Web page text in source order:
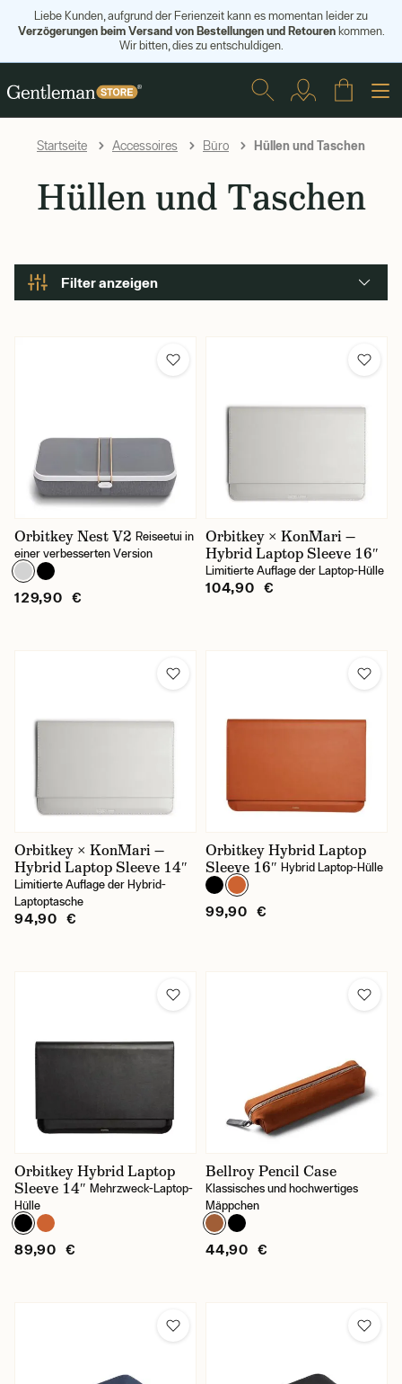
Liebe Kunden, aufgrund der Ferienzeit kann es momentan leider zu
Verzögerungen beim Versand von Bestellungen und Retourenkommen.
Wir bitten, dies zu entschuldigen.
Startseite Accessoires Büro Hüllen und Taschen
Hüllen und Taschen
Filter anzeigen
Secrid
Farbe
Orbitkey Nest V2 Reiseetui in
einer verbesserten Version
129,90 €
Orbitkey × KonMari —
Hybrid Laptop Sleeve 16″
Limitierte Auflage der Laptop-Hülle
104,90 €
Orbitkey × KonMari —
Hybrid Laptop Sleeve 14″
Limitierte Auflage der Hybrid-
Laptoptasche
94,90 €
Orbitkey Hybrid Laptop
Sleeve 16″ Hybrid Laptop-Hülle
99,90 €
Orbitkey Hybrid Laptop
Sleeve 14″ Mehrzweck-Laptop-
Hülle
89,90 €
Bellroy Pencil Case
Klassisches und hochwertiges
Mäppchen
44,90 €